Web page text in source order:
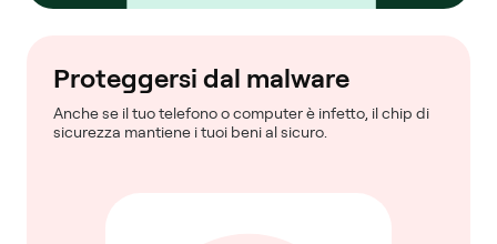
Proteggersi dal malware
Anche se il tuo telefono o computer è infetto, il chip di
sicurezza mantiene i tuoi beni al sicuro.